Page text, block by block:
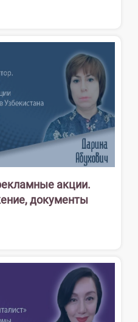
акции.
документы